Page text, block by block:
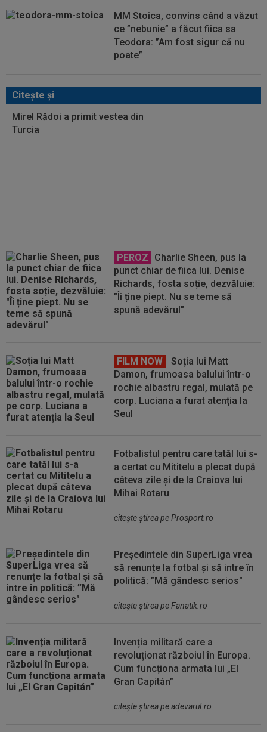
MM Stoica, convins când a văzut
ce ”nebunie” a făcut fiica sa
Teodora: ”Am fost sigur că nu
poate”
Citeşte şi
Mirel Rădoi a primit vestea din
Turcia
PEROZ
Charlie Sheen, pus la
punct chiar de fiica lui. Denise
Richards, fosta soție, dezvăluie:
"Îi ține piept. Nu se teme să
spună adevărul"
FILM NOW
Soția lui Matt
Damon, frumoasa balului într-o
rochie albastru regal, mulată pe
corp. Luciana a furat atenția la
Seul
Fotbalistul pentru care tatăl lui s-
a certat cu Mititelu a plecat după
câteva zile și de la Craiova lui
Mihai Rotaru
citeşte ştirea pe Prosport.ro
Președintele din SuperLiga vrea
să renunțe la fotbal și să intre în
politică: ”Mă gândesc serios"
citeşte ştirea pe Fanatik.ro
Invenția militară care a
revoluționat războiul în Europa.
Cum funcționa armata lui „El
Gran Capitán”
citeşte ştirea pe adevarul.ro